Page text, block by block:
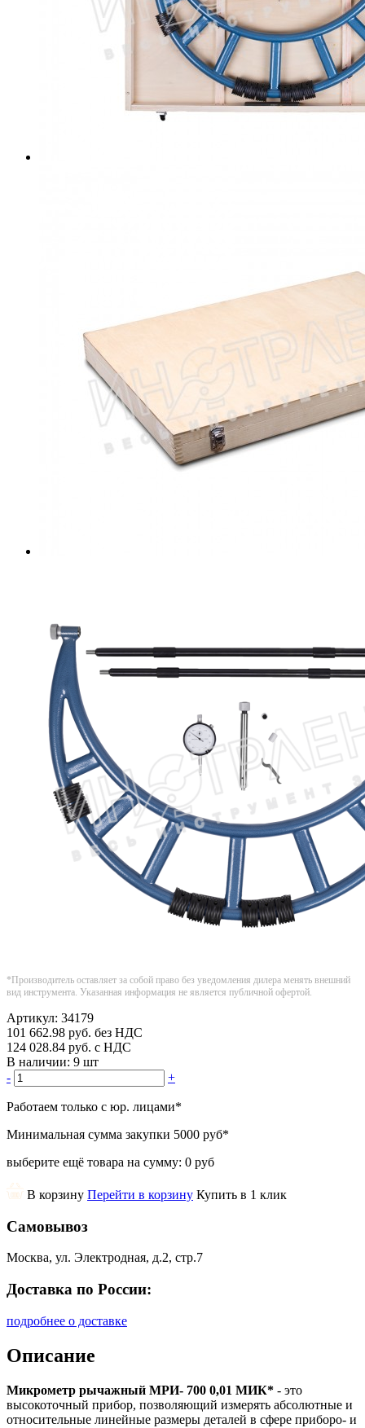
*Производитель оставляет за собой право без уведомления дилера менять внешний
вид инструмента. Указанная информация не является публичной офертой.
Артикул: 34179
101 662.98 руб. без НДС
124 028.84 руб. с НДС
В наличии: 9 шт
-
+
Работаем только с юр. лицами*
Минимальная сумма закупки 5000 руб*
выберите ещё товара на сумму: 0 руб
В корзину Перейти в корзину Купить в 1 клик
Самовывоз
Москва, ул. Электродная, д.2, стр.7
Доставка по России:
подробнее о доставке
Описание
Микрометр рычажный МРИ- 700 0,01 МИК* - это
высокоточный прибор, позволяющий измерять абсолютные и
относительные линейные размеры деталей в сфере приборо- и